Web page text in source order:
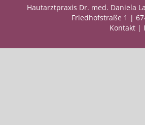
Hautarztpraxis Dr. med. Daniela
Friedhofstraße 1 |
Kontakt |